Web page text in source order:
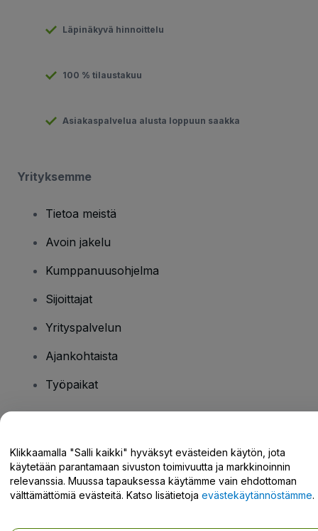
Läpinäkyvä hinnoittelu
100 % tilaustakuu
Asiakaspalvelua alusta loppuun saakka
Yrityksemme
Tietoa meistä
Avoin jakelu
Kumppanuusohjelma
Sijoittajat
Yrityspalvelun
Ajankohtaista
Työpaikat
Tukikeskus / Ota meihin yhteyttä
Klikkaamalla "Salli kaikki" hyväksyt evästeiden käytön, jota
käytetään parantamaan sivuston toimivuutta ja markkinoinnin
relevanssia. Muussa tapauksessa käytämme vain ehdottoman
välttämättömiä evästeitä. Katso lisätietoja evästekäytännöstämme.